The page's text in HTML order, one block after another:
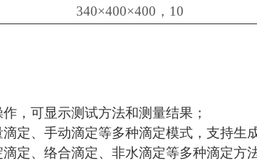
340×400×400，10
，可显示测试方法和测量结果；
定、手动滴定等多种滴定模式，支持生
定、络合滴定、非水滴定等多种滴定方